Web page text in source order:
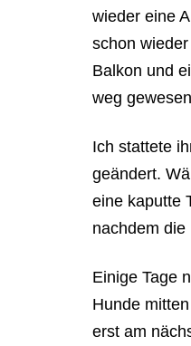
wieder eine
schon
Balkon und
weg
Ich stattete
geändert.
eine kaputte
nachdem die
Einige Tage
Hunde
erst am